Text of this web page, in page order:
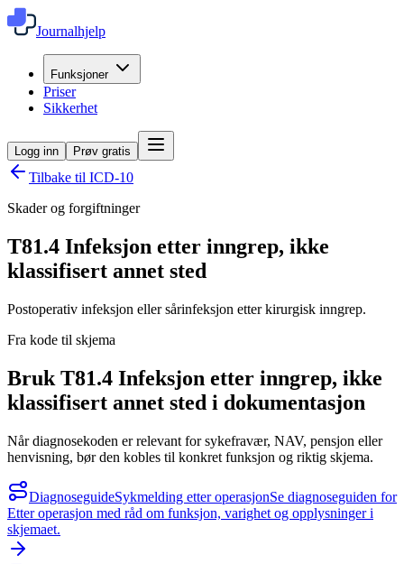
Journalhjelp
Funksjoner
Priser
Sikkerhet
Logg inn Prøv gratis
Tilbake til ICD-10
Skader og forgiftninger
T81.4 Infeksjon etter inngrep, ikke
klassifisert annet sted
Postoperativ infeksjon eller sårinfeksjon etter kirurgisk inngrep.
Fra kode til skjema
Bruk T81.4 Infeksjon etter inngrep, ikke
klassifisert annet sted i dokumentasjon
Når diagnosekoden er relevant for sykefravær, NAV, pensjon eller
henvisning, bør den kobles til konkret funksjon og riktig skjema.
DiagnoseguideSykmelding etter operasjonSe diagnoseguiden for
Etter operasjon med råd om funksjon, varighet og opplysninger i
skjemaet.